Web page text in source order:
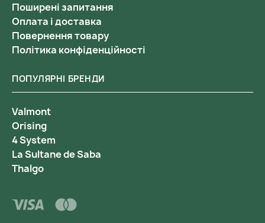
Поширені запитання
Оплата і доставка
Повернення товару
Політика конфіденційності
ПОПУЛЯРНІ БРЕНДИ
Valmont
Orising
4 System
La Sultane de Saba
Thalgo